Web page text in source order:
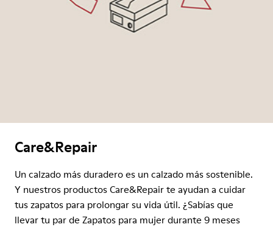
Care&Repair
Un calzado más duradero es un calzado más sostenible.
Y nuestros productos Care&Repair te ayudan a cuidar
tus zapatos para prolongar su vida útil. ¿Sabías que
llevar tu par de Zapatos para mujer durante 9 meses